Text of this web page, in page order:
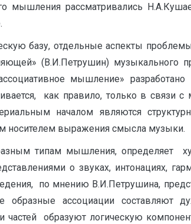
мышления рассматривались
базу, отдельные аспекты
(В.И.Петрушин) музыкального
мышление»
как правило, только в связи с
началом являются
носителем выражения смысла музыки.
типам мышления, определяет
о звуках, интонациях,
по мнению В.И.Петрушина,
образные ассоциации
частей образуют логическую